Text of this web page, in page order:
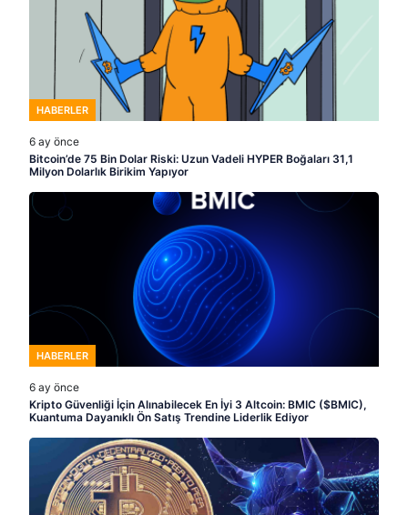
HABERLER
6 ay önce
Bitcoin’de 75 Bin Dolar Riski: Uzun Vadeli HYPER Boğaları 31,1
Milyon Dolarlık Birikim Yapıyor
HABERLER
6 ay önce
Kripto Güvenliği İçin Alınabilecek En İyi 3 Altcoin: BMIC ($BMIC),
Kuantuma Dayanıklı Ön Satış Trendine Liderlik Ediyor